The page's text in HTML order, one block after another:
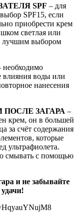
SPF – для
SPF15, если
приобрести крем
светлая или
лучшим выбором
необходимо
влияния воды или
нанесения
ПОСЛЕ ЗАГАРА –
крем, он в большей
за счёт содержания
которые
ультрафиолета.
смывать с помощью
и не забывайте